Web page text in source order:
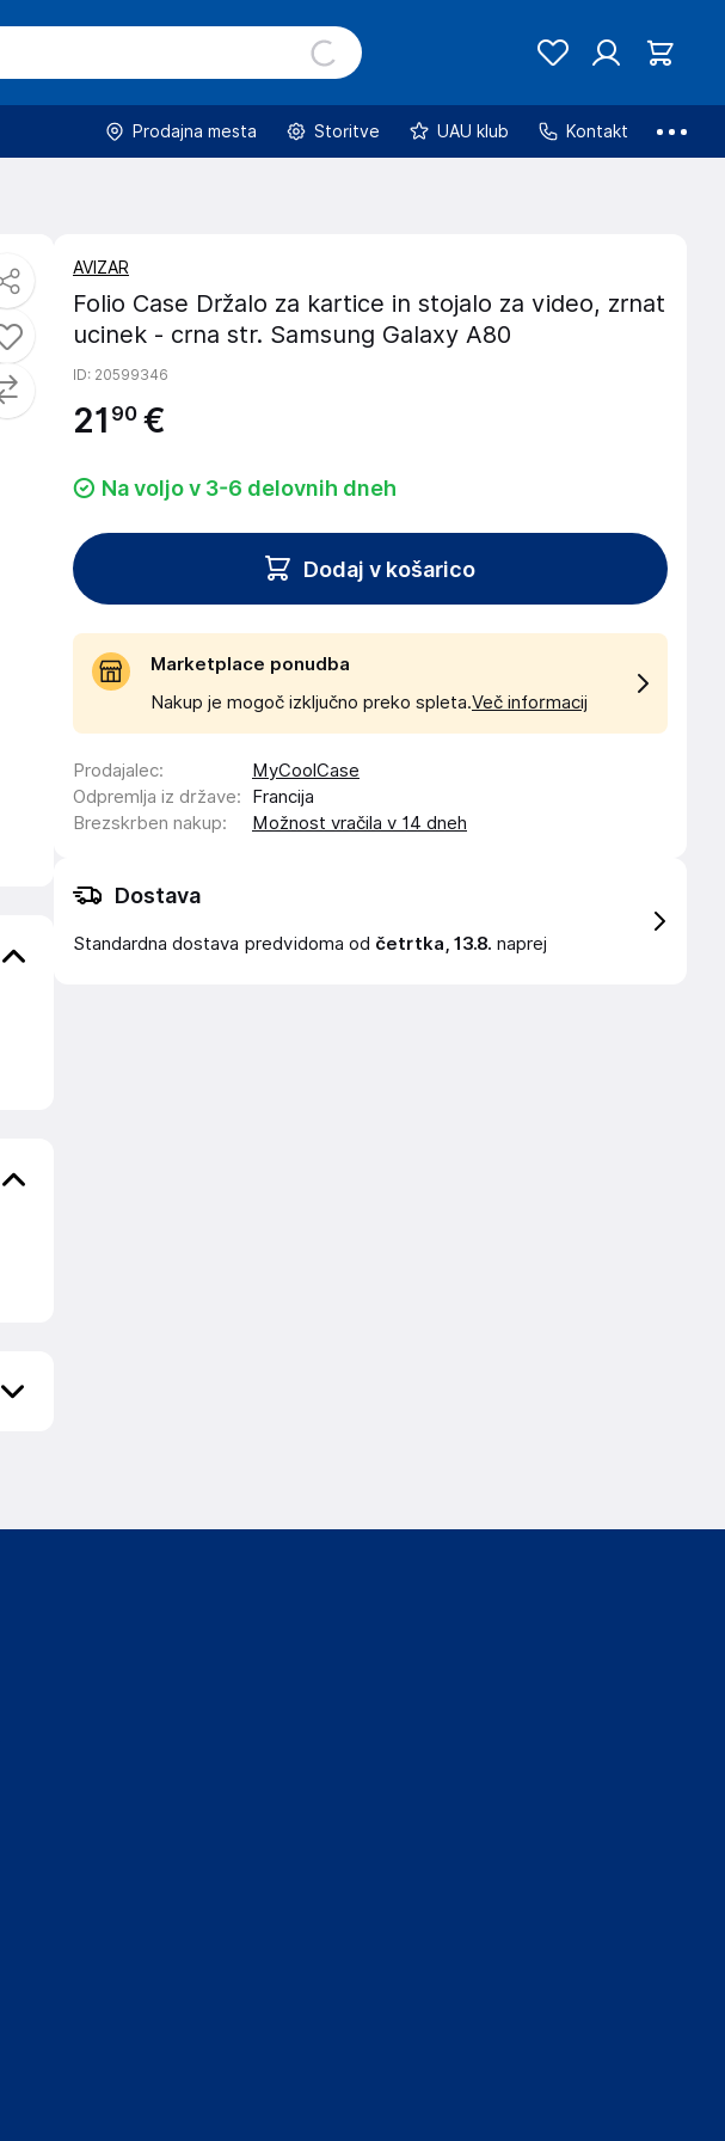
Prodajna mesta Storitve UAU klub Kontakt
AVIZAR
Folio Case Držalo za kartice in stojalo za video, zrnat
ucinek - crna str. Samsung Galaxy A80
ID: 20599346
21 90 €
Na voljo v 3-6 delovnih dneh
Dodaj v košarico
Marketplace ponudba
Nakup je mogoč izključno preko spleta.Več informacij
Prodajalec:
MyCoolCase
Odpremlja iz države:
Francija
Brezskrben nakup: Možnost vračila v 14 dneh
Dostava
Standardna dostava predvidoma od četrtka, 13.8. naprej